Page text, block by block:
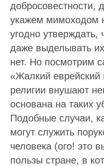
добросовестности,
укажем мимоходом
угодно утверждать,
даже выделывать
нет. Но посмотрим
«Жалкий
религии внушают
основана на таких
Подобные случаи,
могут служить
человека (ого! это
пользы стране, в